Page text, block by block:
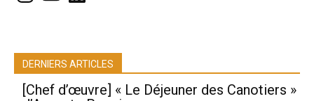
DERNIERS ARTICLES
[Chef d’œuvre] « Le Déjeuner des Canotiers »